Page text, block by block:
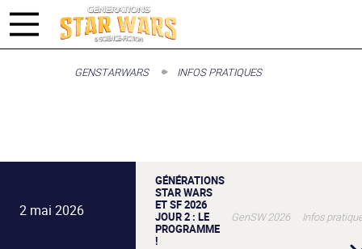
GENSTARWARS INFOS PRATIQUES
2 mai 2026
GÉNÉRATIONS
STAR WARS
ET SF 2026
JOUR 2 : LE
PROGRAMME
!
GenSW 2026 Infos